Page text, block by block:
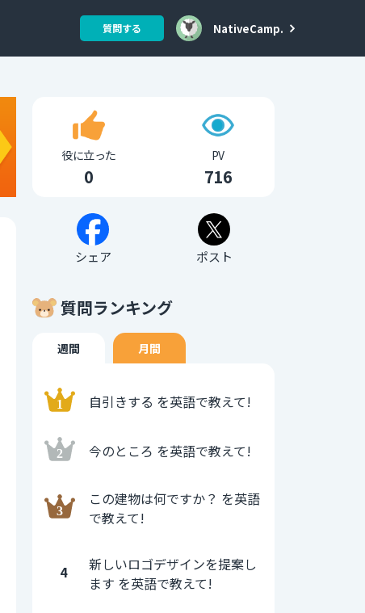
質問する NativeCamp.
役に立った
0
PV
716
シェア ポスト
質問ランキング
週間 月間
自引きする を英語で教えて!
今のところ を英語で教えて!
この建物は何ですか？ を英語
で教えて!
4
新しいロゴデザインを提案し
ます を英語で教えて!